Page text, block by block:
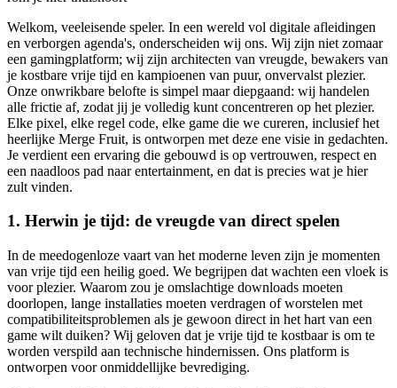
Welkom, veeleisende speler. In een wereld vol digitale afleidingen
en verborgen agenda's, onderscheiden wij ons. Wij zijn niet zomaar
een gamingplatform; wij zijn architecten van vreugde, bewakers van
je kostbare vrije tijd en kampioenen van puur, onvervalst plezier.
Onze onwrikbare belofte is simpel maar diepgaand: wij handelen
alle frictie af, zodat jij je volledig kunt concentreren op het plezier.
Elke pixel, elke regel code, elke game die we cureren, inclusief het
heerlijke Merge Fruit, is ontworpen met deze ene visie in gedachten.
Je verdient een ervaring die gebouwd is op vertrouwen, respect en
een naadloos pad naar entertainment, en dat is precies wat je hier
zult vinden.
1. Herwin je tijd: de vreugde van direct spelen
In de meedogenloze vaart van het moderne leven zijn je momenten
van vrije tijd een heilig goed. We begrijpen dat wachten een vloek is
voor plezier. Waarom zou je omslachtige downloads moeten
doorlopen, lange installaties moeten verdragen of worstelen met
compatibiliteitsproblemen als je gewoon direct in het hart van een
game wilt duiken? Wij geloven dat je vrije tijd te kostbaar is om te
worden verspild aan technische hindernissen. Ons platform is
ontworpen voor onmiddellijke bevrediging.